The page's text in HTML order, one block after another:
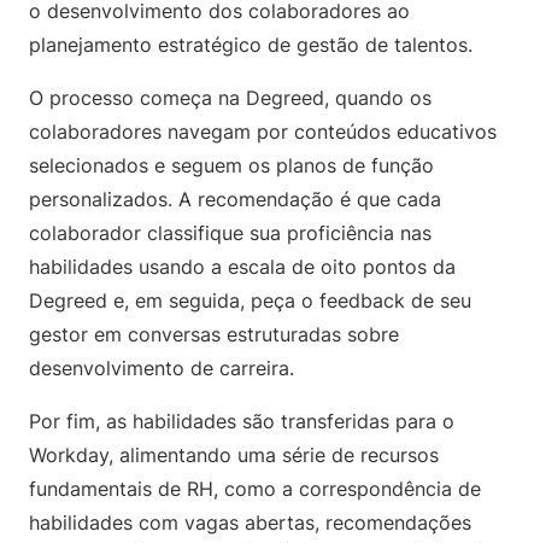
o desenvolvimento dos colaboradores ao
planejamento estratégico de gestão de talentos.
O processo começa na Degreed, quando os
colaboradores navegam por conteúdos educativos
selecionados e seguem os planos de função
personalizados. A recomendação é que cada
colaborador classifique sua proficiência nas
habilidades usando a escala de oito pontos da
Degreed e, em seguida, peça o feedback de seu
gestor em conversas estruturadas sobre
desenvolvimento de carreira.
Por fim, as habilidades são transferidas para o
Workday, alimentando uma série de recursos
fundamentais de RH, como a correspondência de
habilidades com vagas abertas, recomendações